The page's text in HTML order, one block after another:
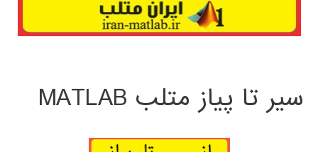
سیر تا پیاز متلب MATLAB